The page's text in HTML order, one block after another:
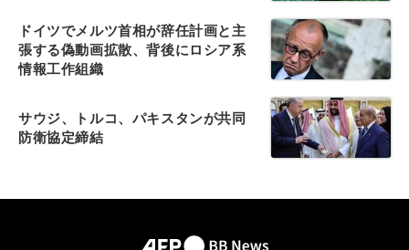
ドイツでメルツ首相が辞任計画と主
張する偽動画拡散、背後にロシア系
情報工作組織
サウジ、トルコ、パキスタンが共同
防衛協定締結